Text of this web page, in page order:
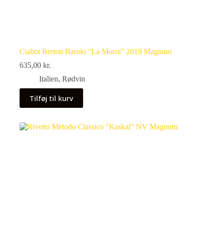
Ciabot Berton Barolo “La Morra” 2019 Magnum
635,00 kr.
Italien, Rødvin
Tilføj til kurv